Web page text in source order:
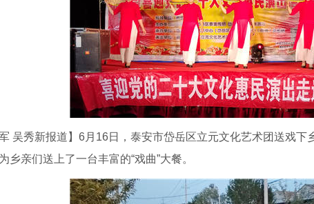
吴秀新报道】6月16日，泰安市岱岳区立元文化艺术团送戏下
乡亲们送上了一台丰富的“戏曲”大餐。